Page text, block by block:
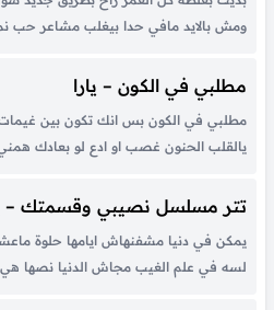
ومش بالايد مافي حدا بيغلب مشاعر حب
انك تختار تمشي...
مطلبي في الكون – يارا
مطلبي في الكون بس انك تكون بين
يالقلب الحنون غصب او ادع لو بعادك
الأحاسيس الهيام ما...
تتر مسلسل نصيبي وقسمتك –
يمكن في دنيا مشفنهاش ايامها حلوة
لسه في علم الغيب مجاش الدنيا نصها